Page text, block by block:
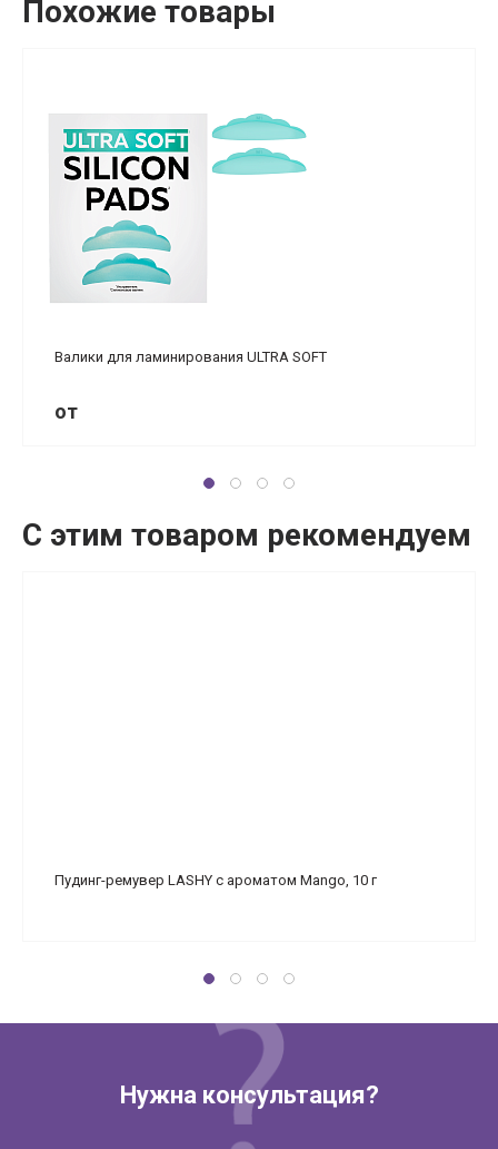
Похожие товары
Валики для ламинирования ULTRA SOFT
от
С этим товаром рекомендуем
Пудинг-ремувер LASHY с ароматом Mango, 10 г
Нужна консультация?